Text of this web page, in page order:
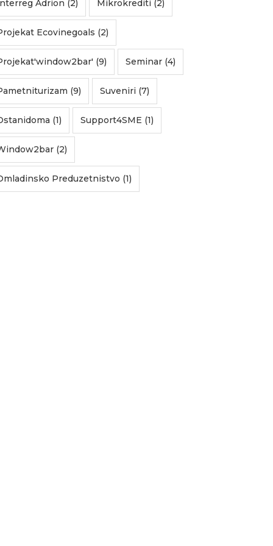
Adrion (2) Mikrokrediti (2)
Ecovinegoals (2)
(9) Seminar (4)
(9) Suveniri (7)
(1) Support4SME (1)
(2)
Preduzetnistvo (1)